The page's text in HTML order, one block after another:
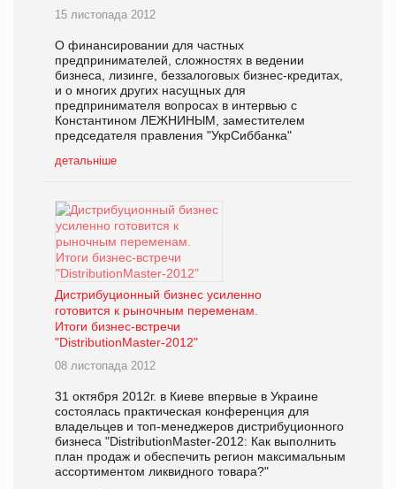
15 листопада 2012
О финансировании для частных
предпринимателей, сложностях в ведении
бизнеса, лизинге, беззалоговых бизнес-кредитах,
и о многих других насущных для
предпринимателя вопросах в интервью с
Константином ЛЕЖНИНЫМ, заместителем
председателя правления "УкрСиббанка"
детальніше
Дистрибуционный бизнес усиленно
готовится к рыночным переменам.
Итоги бизнес-встречи
"DistributionMaster-2012"
08 листопада 2012
31 октября 2012г. в Киеве впервые в Украине
состоялась практическая конференция для
владельцев и топ-менеджеров дистрибуционного
бизнеса "DistributionMaster-2012: Как выполнить
план продаж и обеспечить регион максимальным
ассортиментом ликвидного товара?"